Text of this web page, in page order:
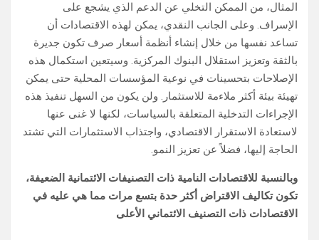
المثال، من الممكن التخلي عن الدعم الذي يشجع على
الإسراف. وعلى الجانب النقدي، يمكن لهذه الاقتصادات أن
تساعد نفسها من خلال إنشاء أنظمة أسعار صرف تكون جديرة
بالثقة وتعزيز استقلال البنوك المركزية. وسيتعين استكمال هذه
الإصلاحات بتحسينات في نوعية المؤسسات المحلية حتى يمكن
تهيئة بيئة أكثر ملاءمة للاستثمار. ولن يكون من السهل تنفيذ هذه
الإجراءات التدخلية المتعلقة بالسياسات، لكنها لا غنى عنها
لاستعادة الاستقرار الاقتصادي، واجتذاب الاستثمارات التي تشتد
الحاجة إليها، فضلاً عن تعزيز النمو.
وبالنسبة للاقتصادات النامية ذات التصنيفات الائتمانية الضعيفة،
تكون تكاليف الاقتراض أكثر حدة بتسع مرات مما هي عليه في
الاقتصادات ذات التصنيف الائتماني الأعلى